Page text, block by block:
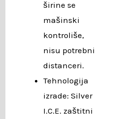
širine se
mašinski
kontroliše,
nisu potrebni
distanceri.
Tehnologija
izrade: Silver
I.C.E. zaštitni